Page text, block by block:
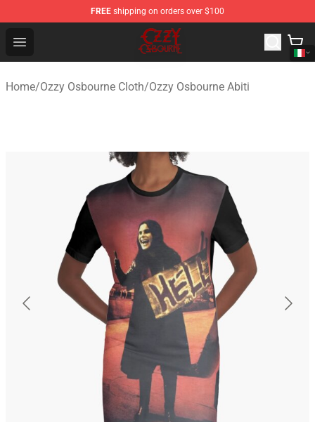
FREE shipping on orders over $100
Open menu
Ozzy Osbourne Store - Official Ozzy Osbourne
Home/Ozzy Osbourne Cloth/Ozzy Osbourne Abiti